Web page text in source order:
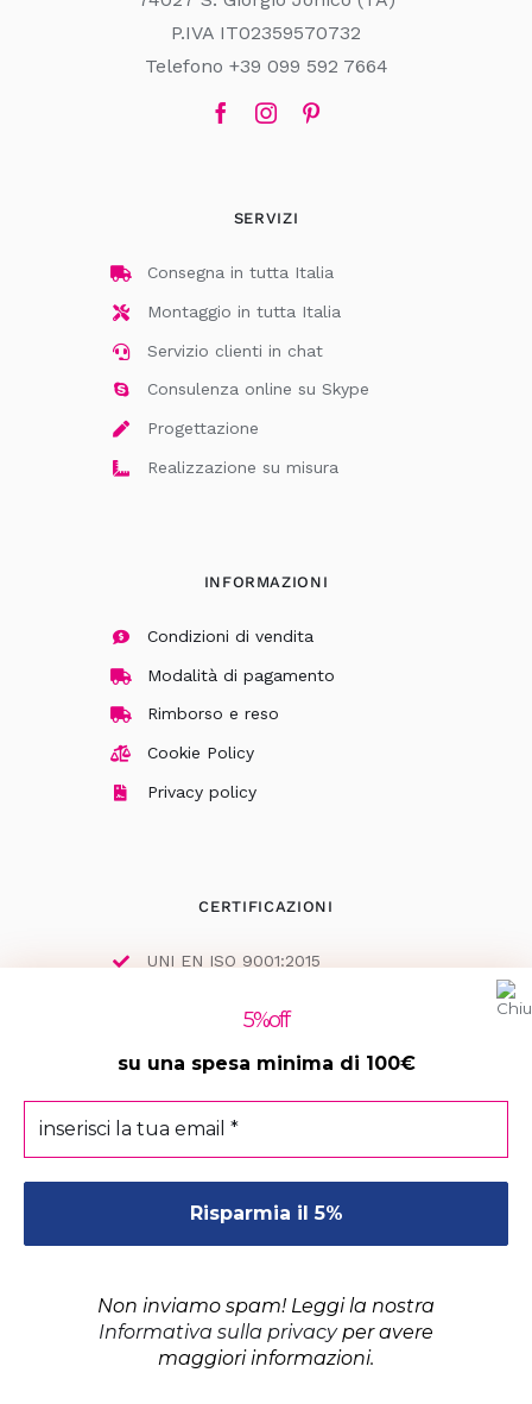
5%off
su una spesa minima di 100€
tua
email
Non inviamo spam! Leggi la nostra
Informativa sulla privacyper avere
maggiori informazioni.
P.IVA IT02359570732
Telefono +39 099 592 7664
SERVIZI
Consegna in tutta Italia
Montaggio in tutta Italia
Servizio clienti in chat
Consulenza online su Skype
Progettazione
Realizzazione su misura
INFORMAZIONI
Condizioni di vendita
Modalità di pagamento
Rimborso e reso
Cookie Policy
Privacy policy
CERTIFICAZIONI
UNI EN ISO 9001:2015
ISCRIZIONI
MePA
© Copyright 2023 | Style Arredo | Tutti i diritti
Chatta con noi!